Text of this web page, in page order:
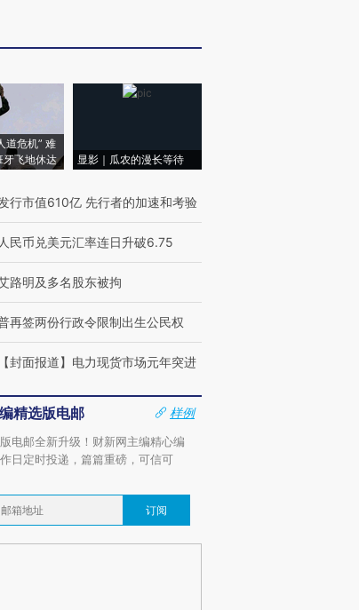
道危机” 难
牙飞地休达
显影｜瓜农的漫长等待
行市值610亿 先行者的加速和考验
民币兑美元汇率连日升破6.75
路明及多名股东被拘
再签两份行政令限制出生公民权
【封面报道】电力现货市场元年突进
精选版电邮
样例
电邮全新升级！财新网主编精心编
日定时投递，篇篇重磅，可信可
订阅